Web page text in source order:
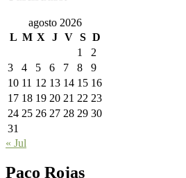
agosto 2026
L M X J V S D
1
2
3
4 5 6 7 8
9
10 11 12 13 14 15 16
17 18 19 20 21 22 23
24 25 26 27 28 29 30
31
« Jul
Paco Rojas